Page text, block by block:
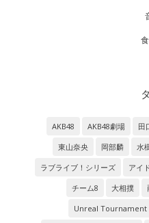
AKB48 AKB48劇場 田
東山奈央
岡部麟 水
ラブライブ！シリーズ
アイ
チーム8
大相撲
Unreal Tournament